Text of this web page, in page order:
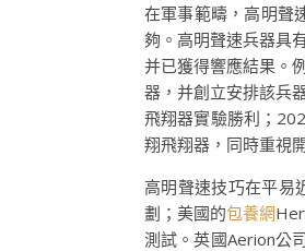
在軍事範疇，高明聲
夠。高明聲速兵器具
并已獲得響應結果。
器，并創立安排該兵
飛翔器實驗勝利；
翔飛翔器，同時重視
高明聲速技巧在平易
劃；美國的包養網
測試。英國Aerion公